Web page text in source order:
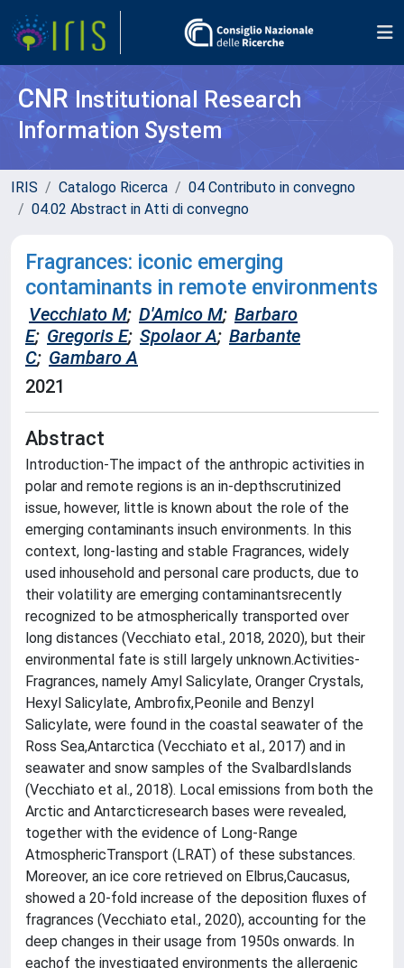
CNR Institutional Research
Information System
IRIS Catalogo Ricerca
04 Contributo in convegno
04.02 Abstract in Atti di convegno
Fragrances: iconic emerging
contaminants in remote environments
Vecchiato M; D'Amico M; Barbaro
E; Gregoris E; Spolaor A; Barbante
C; Gambaro A
2021
Abstract
Introduction-The impact of the anthropic activities in
polar and remote regions is an in-depthscrutinized
issue, however, little is known about the role of the
emerging contaminants insuch environments. In this
context, long-lasting and stable Fragrances, widely
used inhousehold and personal care products, due to
their volatility are emerging contaminantsrecently
recognized to be atmospherically transported over
long distances (Vecchiato etal., 2018, 2020), but their
environmental fate is still largely unknown.Activities-
Fragrances, namely Amyl Salicylate, Oranger Crystals,
Hexyl Salicylate, Ambrofix,Peonile and Benzyl
Salicylate, were found in the coastal seawater of the
Ross Sea,Antarctica (Vecchiato et al., 2017) and in
seawater and snow samples of the SvalbardIslands
(Vecchiato et al., 2018). Local emissions from both the
Arctic and Antarcticresearch bases were revealed,
together with the evidence of Long-Range
AtmosphericTransport (LRAT) of these substances.
Moreover, an ice core retrieved on Elbrus,Caucasus,
showed a 20-fold increase of the deposition fluxes of
fragrances (Vecchiato etal., 2020), accounting for the
deep changes in their usage from 1950s onwards. In
eachof the investigated environments the allergenic